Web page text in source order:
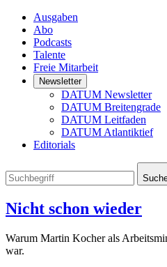
Ausgaben
Abo
Podcasts
Talente
Freie Mitarbeit
Newsletter
DATUM Newsletter
DATUM Breitengrade
DATUM Leitfaden
DATUM Atlantiktief
Editorials
Nicht schon wieder
Warum Martin Kocher als
war.